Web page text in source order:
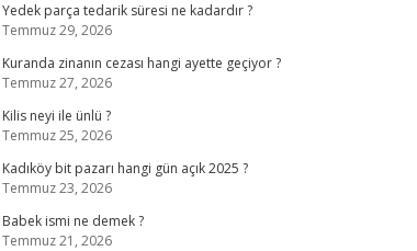
Yedek parça tedarik süresi ne kadardır ?
Temmuz 29, 2026
Kuranda zinanın cezası hangi ayette geçiyor ?
Temmuz 27, 2026
Kilis neyi ile ünlü ?
Temmuz 25, 2026
Kadıköy bit pazarı hangi gün açık 2025 ?
Temmuz 23, 2026
Babek ismi ne demek ?
Temmuz 21, 2026